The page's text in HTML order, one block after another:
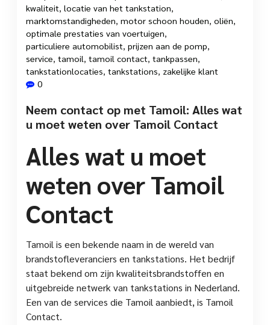
kwaliteit, locatie van het tankstation,
marktomstandigheden, motor schoon houden, oliën,
optimale prestaties van voertuigen,
particuliere automobilist, prijzen aan de pomp,
service, tamoil, tamoil contact, tankpassen,
tankstationlocaties, tankstations, zakelijke klant
0
Neem contact op met Tamoil: Alles wat
u moet weten over Tamoil Contact
Alles wat u moet
weten over Tamoil
Contact
Tamoil is een bekende naam in de wereld van
brandstofleveranciers en tankstations. Het bedrijf
staat bekend om zijn kwaliteitsbrandstoffen en
uitgebreide netwerk van tankstations in Nederland.
Een van de services die Tamoil aanbiedt, is Tamoil
Contact.